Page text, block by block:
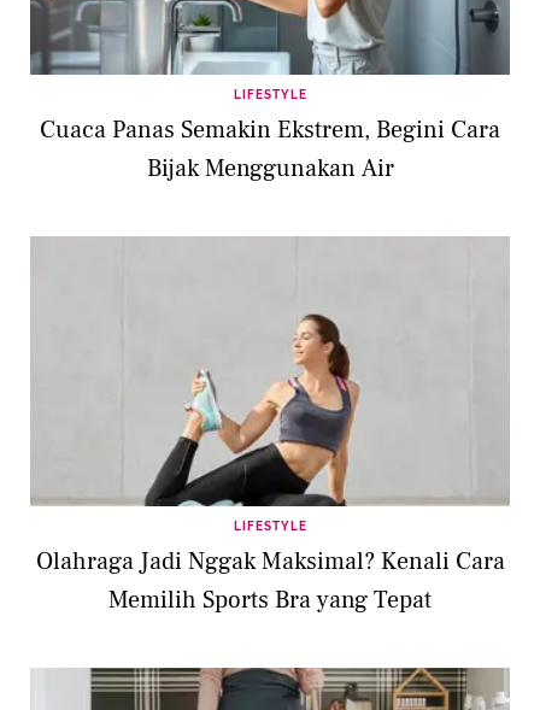
LIFESTYLE
Cuaca Panas Semakin Ekstrem, Begini Cara
Bijak Menggunakan Air
LIFESTYLE
Olahraga Jadi Nggak Maksimal? Kenali Cara
Memilih Sports Bra yang Tepat